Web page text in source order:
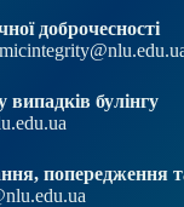
доброчесності
випадків булінгу